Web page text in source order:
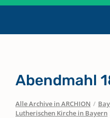
Abendmahl
Alle Archive in ARCHION /
Lutherischen Kirche in Bayern